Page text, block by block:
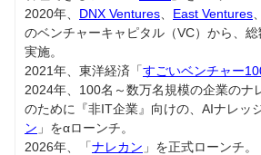
2020年、 DNX Ventures East Ventures
のベンチャーキャピタル（VC）から、
実施。
2021年、東洋経済「すごいベンチャー
2024年、100名～数万名規模の企業のナ
のために『非IT企業』向けの、AIナレッ
ン 」をαローンチ。
2026年、「ナレカン 」を正式ローンチ。